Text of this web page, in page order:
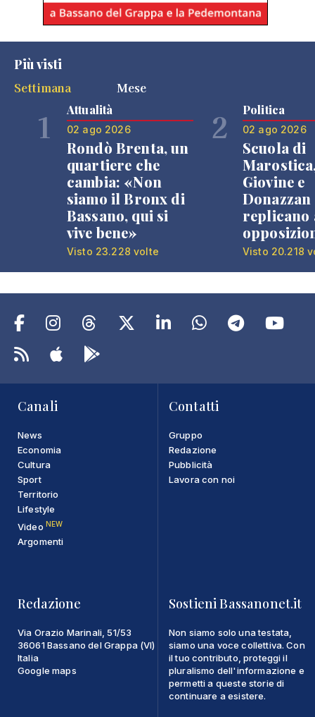
Più visti
Settimana
Mese
1 Attualità
02 ago 2026
Rondò Brenta, un
quartiere che
cambia: «Non
siamo il Bronx di
Bassano, qui si
vive bene»
Visto 23.228 volte
2 Politica
02 ago 2026
Scuola di
Giovine e
Donazzan
replicano
Visto 20.218
Canali
News
Economia
Cultura
Sport
Territorio
Lifestyle
Video NEW
Argomenti
Contatti
Gruppo
Redazione
Pubblicità
Lavora con noi
Redazione
Via Orazio Marinali, 51/53
36061 Bassano del Grappa (VI)
Italia
Google maps
Sostieni Bassanonet.it
Non siamo solo una testata,
siamo una voce collettiva. Con
il tuo contributo, proteggi il
pluralismo dell'informazione e
permetti a queste storie di
continuare a esistere.